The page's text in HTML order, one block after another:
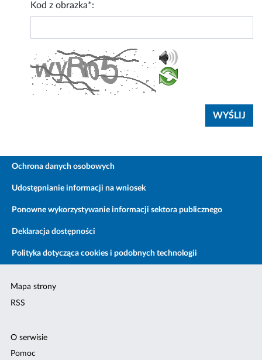
Kod z obrazka*:
Ochrona danych osobowych
Udostępnianie informacji na wniosek
Ponowne wykorzystywanie informacji sektora publicznego
Deklaracja dostępności
Polityka dotycząca cookies i podobnych technologii
Mapa strony
RSS
O serwisie
Pomoc